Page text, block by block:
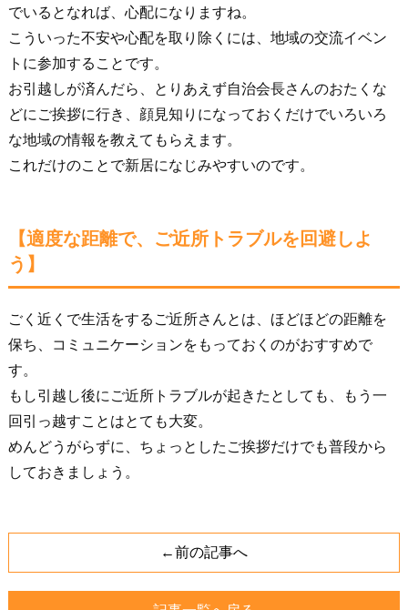
でいるとなれば、心配になりますね。
こういった不安や心配を取り除くには、地域の交流イベン
トに参加することです。
お引越しが済んだら、とりあえず自治会長さんのおたくな
どにご挨拶に行き、顔見知りになっておくだけでいろいろ
な地域の情報を教えてもらえます。
これだけのことで新居になじみやすいのです。
【適度な距離で、ご近所トラブルを回避しよ
う】
ごく近くで生活をするご近所さんとは、ほどほどの距離を
保ち、コミュニケーションをもっておくのがおすすめで
す。
もし引越し後にご近所トラブルが起きたとしても、もう一
回引っ越すことはとても大変。
めんどうがらずに、ちょっとしたご挨拶だけでも普段から
しておきましょう。
←前の記事へ